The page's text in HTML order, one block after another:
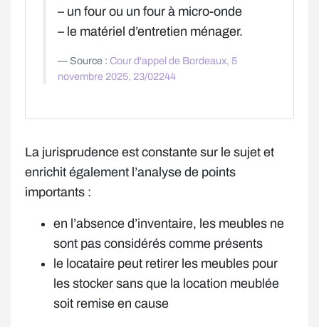
– un four ou un four à micro-onde
– le matériel d’entretien ménager.
Source : Cour d'appel de Bordeaux, 5
novembre 2025, 23/02244
La jurisprudence est constante sur le sujet et
enrichit également l’analyse de points
importants :
en l’absence d’inventaire, les meubles ne
sont pas considérés comme présents
le locataire peut retirer les meubles pour
les stocker sans que la location meublée
soit remise en cause